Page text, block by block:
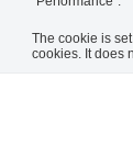
The cookie is
cookies. It does